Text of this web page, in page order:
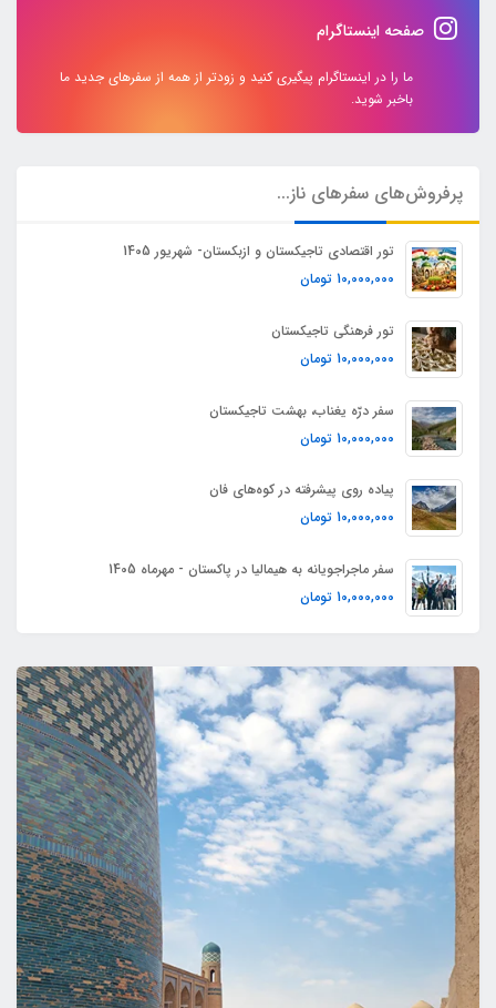
صفحه اینستاگرام
ما را در اینستاگرام پیگیری کنید و زودتر از همه از سفرهای جدید ما
باخبر شوید.
پرفروش‌های سفرهای ناز...
تور اقتصادی تاجیکستان و ازبکستان- شهریور 1405
10,000,000 تومان
تور فرهنگی تاجیکستان
10,000,000 تومان
سفر درّه یغناب، بهشت تاجیکستان
10,000,000 تومان
پیاده روی پیشرفته در کوه‌های فان
10,000,000 تومان
سفر ماجراجویانه به هیمالیا در پاکستان - مهرماه 1405
10,000,000 تومان